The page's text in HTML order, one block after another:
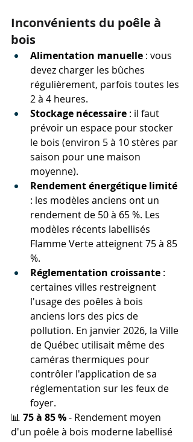
Inconvénients du poêle à
bois
Alimentation manuelle : vous
devez charger les bûches
régulièrement, parfois toutes les
2 à 4 heures.
Stockage nécessaire : il faut
prévoir un espace pour stocker
le bois (environ 5 à 10 stères par
saison pour une maison
moyenne).
Rendement énergétique limité
: les modèles anciens ont un
rendement de 50 à 65 %. Les
modèles récents labellisés
Flamme Verte atteignent 75 à 85
%.
Réglementation croissante :
certaines villes restreignent
l'usage des poêles à bois
anciens lors des pics de
pollution. En janvier 2026, la Ville
de Québec utilisait même des
caméras thermiques pour
contrôler l'application de sa
réglementation sur les feux de
foyer.
📊 75 à 85 % - Rendement moyen
d'un poêle à bois moderne labellisé